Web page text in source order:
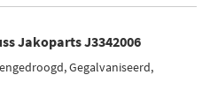
Jakoparts J3342006
Gegalvaniseerd,